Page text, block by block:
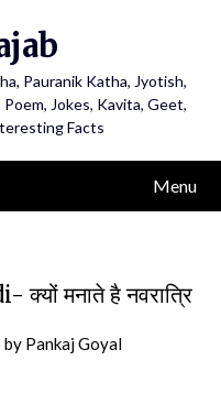
Pauranik Katha, Jyotish,
Jokes, Kavita, Geet,
Facts
Menu
मनाते है नवरात्रि
by Pankaj Goyal